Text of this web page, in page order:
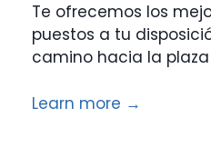
Te ofrecemos los
puestos a tu
camino hacia la
Learn more →